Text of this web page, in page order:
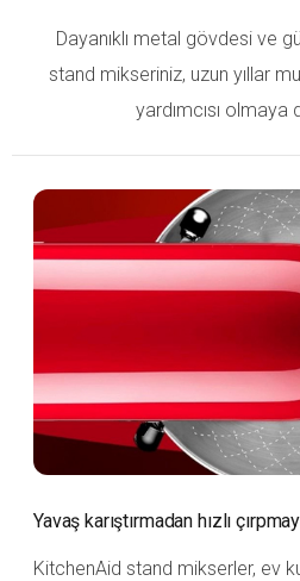
Dayanıklı metal gövdesi ve
stand mikseriniz, uzun yıllar
yardımcısı olmaya
Yavaş karıştırmadan hızlı
KitchenAid stand mikserler, ev